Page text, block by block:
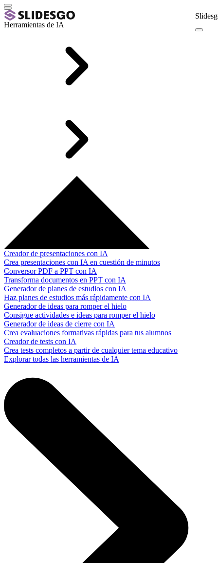
Herramientas de IA
Creador de presentaciones con IA
Crea presentaciones con IA en cuestión de minutos
Conversor PDF a PPT con IA
Transforma documentos en PPT con IA
Generador de planes de estudios con IA
Haz planes de estudios más rápidamente con IA
Generador de ideas para romper el hielo
Consigue actividades e ideas para romper el hielo
Generador de ideas de cierre con IA
Crea evaluaciones formativas rápidas para tus alumnos
Creador de tests con IA
Crea tests completos a partir de cualquier tema educativo
Explorar todas las herramientas de IA